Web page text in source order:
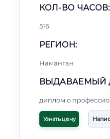
КОЛ-ВО ЧАСОВ:
516
РЕГИОН:
Наманган
ВЫДАВАЕМЫЙ
диплом о
Узнать цену